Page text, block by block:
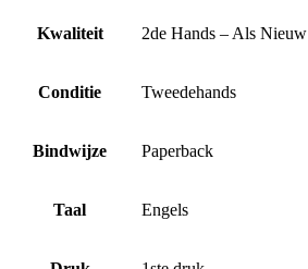
Kwaliteit 2de Hands – Als Nieuw
Conditie Tweedehands
Bindwijze Paperback
Taal Engels